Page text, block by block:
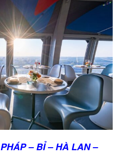
PHÁP – BỈ – HÀ LAN –